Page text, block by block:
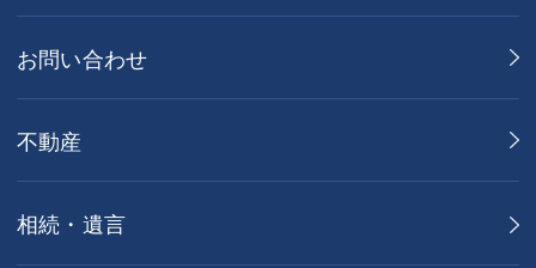
お問い合わせ
不動産
相続・遺言